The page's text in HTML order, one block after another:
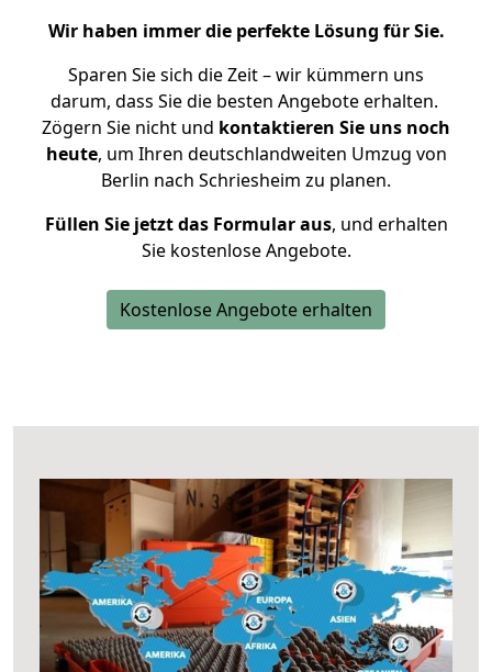
Wir haben immer die perfekte Lösung für Sie.
Sparen Sie sich die Zeit – wir kümmern uns
darum, dass Sie die besten Angebote erhalten.
Zögern Sie nicht und kontaktieren Sie uns noch
heute, um Ihren deutschlandweiten Umzug von
Berlin nach Schriesheim zu planen.
Füllen Sie jetzt das Formular aus, und erhalten
Sie kostenlose Angebote.
Kostenlose Angebote erhalten